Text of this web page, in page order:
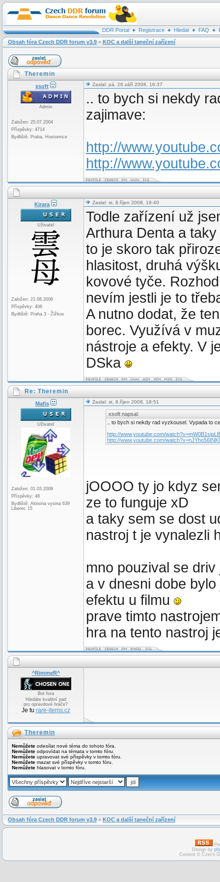
DDR Portal Registrace Hledat FAQ
Obsah fóra Czech DDR forum v3.9 » KOC a další taneční zařízení
Theremin
xsoft
Admin
Založen: 25.07.2004
Příspěvky: 4714
Bydliště: Praha, Hostomice
Zaslal: pá, 26.září 2008, 16:37
.. to bych si nekdy
zajimave:
http://
http://
Kirara
Uživatel
Založen: 21.08.2006
Příspěvky: 406
Bydliště: Praha 3 - Žižkov
Zaslal: st, 8.říjen 2008, 18:40
Todle zařízení už
Arthura Denta a
to je skoro tak
hlasitost, druhá
kovové tyče.
nevím jestli je to
A nutno dodat, že
borec. Využívá v
nástroje a efekty. V
DSka
Re: Theremin
Mafis
Uživatel
Založen: 01.03.2008
Příspěvky: 48
Bydliště: Aloisina vysina 639
Liberec 15
Zaslal: st, 8.říjen 2008, 18:51
xsoft napsal:
.. to bych si nekdy rad vyzkousel. Vypada to
http://www.youtube.com/
http://www.youtube.com/
jOOOO ty jo kdyz
ze to funguje xD
a taky sem se dost
nastroj t je vynalezli
mno pouzival se
a v dnesni dobe
efektu u filmu
prave timto
hra na tento nastroj
^RimmeR^
Bot fora
Hledáte kvalitní pad
pro opravdové hráče?
Je tu rare-items.cz
Theremin
Nemůžete odesílat nové téma do tohoto fóra.
Nemůžete odpovídat na témata v tomto fóru.
Nemůžete upravovat své příspěvky v tomto fóru.
Nemůžete mazat své příspěvky v tomto fóru.
Nemůžete hlasovat v tomto fóru.
Obsah fóra Czech DDR forum v3.9 » KOC a další taneční zařízení
Design by
Content © Czech